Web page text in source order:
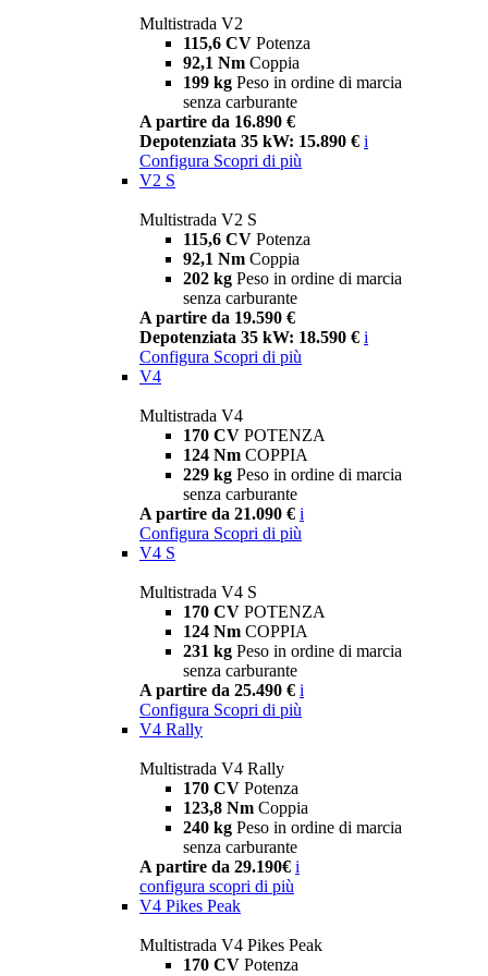
Multistrada V2
115,6 CV Potenza
92,1 Nm Coppia
199 kg Peso in ordine di marcia
senza carburante
A partire da 16.890 €
Depotenziata 35 kW: 15.890 € i
Configura Scopri di più
V2 S
Multistrada V2 S
115,6 CV Potenza
92,1 Nm Coppia
202 kg Peso in ordine di marcia
senza carburante
A partire da 19.590 €
Depotenziata 35 kW: 18.590 € i
Configura Scopri di più
V4
Multistrada V4
170 CV POTENZA
124 Nm COPPIA
229 kg Peso in ordine di marcia
senza carburante
A partire da 21.090 € i
Configura Scopri di più
V4 S
Multistrada V4 S
170 CV POTENZA
124 Nm COPPIA
231 kg Peso in ordine di marcia
senza carburante
A partire da 25.490 € i
Configura Scopri di più
V4 Rally
Multistrada V4 Rally
170 CV Potenza
123,8 Nm Coppia
240 kg Peso in ordine di marcia
senza carburante
A partire da 29.190€ i
configura scopri di più
V4 Pikes Peak
Multistrada V4 Pikes Peak
170 CV Potenza